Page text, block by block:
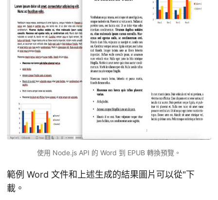
使用 Node.js API 的 Word 到 EPUB 轉換預覽。
範例 Word 文件和上述生成的結果圖片可以從"下
載。